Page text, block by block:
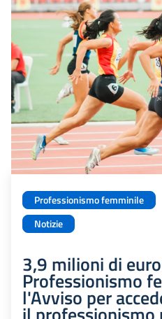
Professionismo femminile
Notizie
3,9 milioni di
Professionismo
l'Avviso per